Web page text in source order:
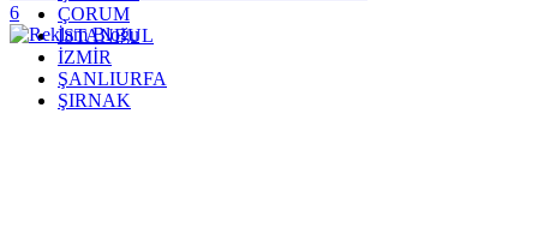
ÇORUM
İSTANBUL
İZMİR
ŞANLIURFA
ŞIRNAK
6